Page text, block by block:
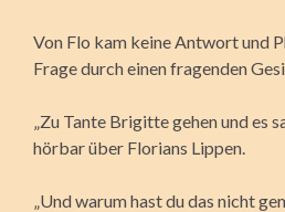
Von Flo kam keine Antwort und
Frage durch einen fragenden
„Zu Tante Brigitte gehen und es
hörbar über Florians Lippen.
„Und warum hast du das nicht